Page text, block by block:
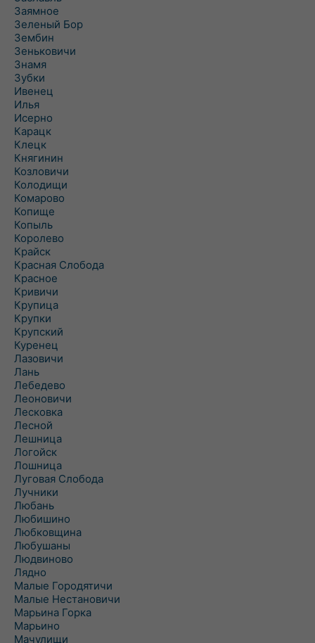
Заямное
Зеленый Бор
Зембин
Зеньковичи
Знамя
Зубки
Ивенец
Илья
Исерно
Карацк
Клецк
Княгинин
Козловичи
Колодищи
Комарово
Копище
Копыль
Королево
Крайск
Красная Слобода
Красное
Кривичи
Крупица
Крупки
Крупский
Куренец
Лазовичи
Лань
Лебедево
Леоновичи
Лесковка
Лесной
Лешница
Логойск
Лошница
Луговая Слобода
Лучники
Любань
Любишино
Любковщина
Любушаны
Людвиново
Лядно
Малые Городятичи
Малые Нестановичи
Марьина Горка
Марьино
Мачулищи